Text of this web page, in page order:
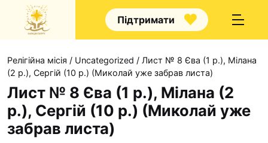
Підтримати
Про нас
Релігійна місія / Uncategorized / Лист № 8 Єва (1 р.), Мілана
(2 р.), Сергій (10 р.) (Миколай уже забрав листа)
Лист № 8 Єва (1 р.), Мілана (2
р.), Сергій (10 р.) (Миколай уже
забрав листа)